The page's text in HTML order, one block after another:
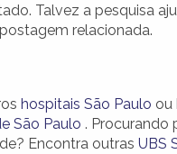
Talvez a pesquisa
relacionada.
hospitais São Paulo ou
São Paulo . Procurando
Encontra outras UBS